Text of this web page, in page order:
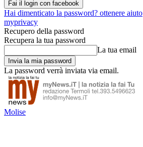
Fai il login con facebook
Hai dimenticato la password? ottenere aiuto
myprivacy
Recupero della password
Recupera la tua password
La tua email
La password verrà inviata via email.
Molise